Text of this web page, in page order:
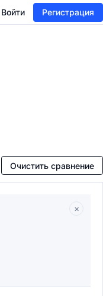
Войти Регистрация
Очистить сравнение
×